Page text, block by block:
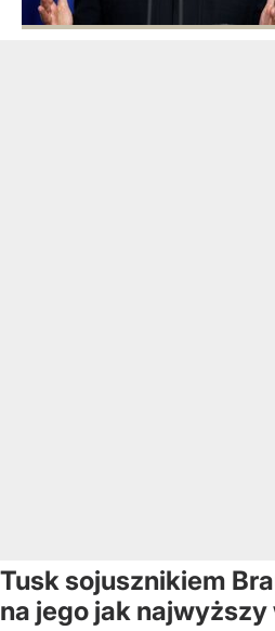
Tusk sojusznikiem
na jego jak